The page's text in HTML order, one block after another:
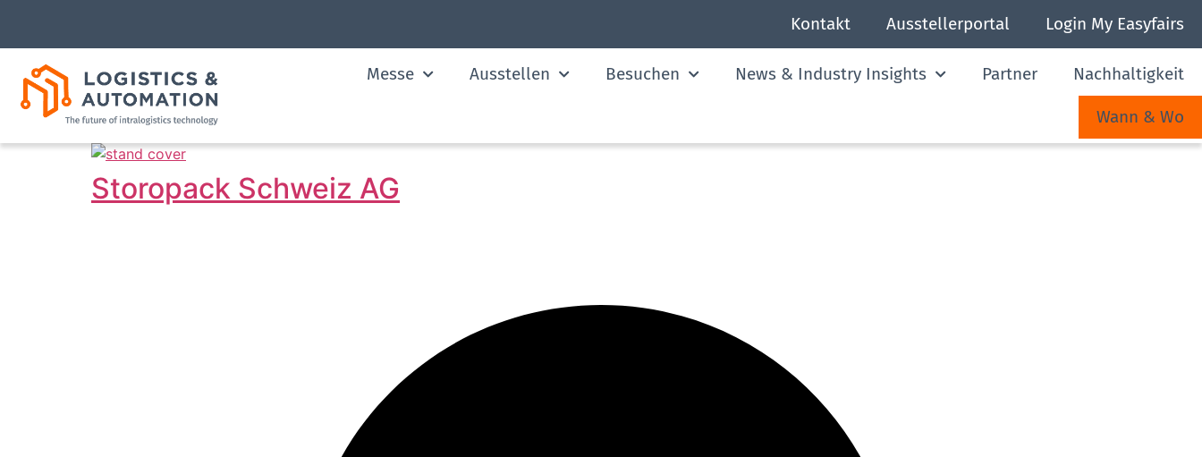
Kontakt Ausstellerportal Login My Easyfairs
Messe Ausstellen Besuchen News & Industry Insights Partner Nachhaltigkeit
Wann & Wo
Storopack Schweiz AG